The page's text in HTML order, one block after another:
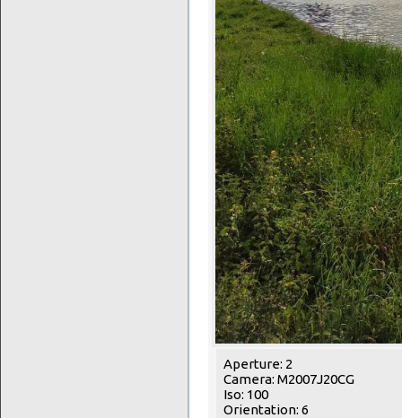
Aperture: 2
Camera: M2007J20CG
Iso: 100
Orientation: 6